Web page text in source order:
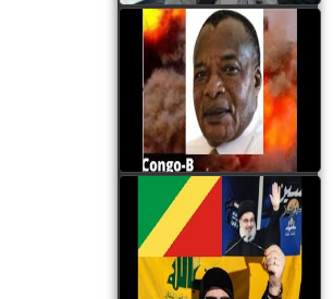
Poaty Pangou La
Conférence des ethnies
est la seule solution pour
éviter la scission du
Congo B
watch video
Les liaisons dangereuses
du clan Sassou Nguesso
avec le Hezbollah
watch video